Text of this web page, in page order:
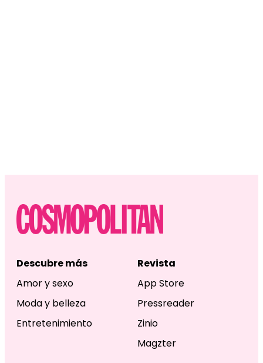
Descubre más
Amor y sexo
Moda y belleza
Entretenimiento
Revista
App Store
Pressreader
Zinio
Magzter